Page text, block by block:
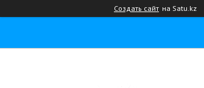
Создать сайт на Satu.kz